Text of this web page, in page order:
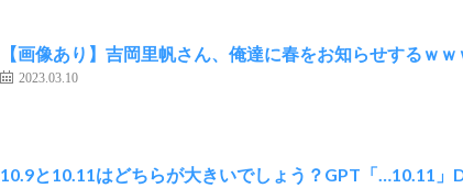
【画像あり】吉岡里帆さん、俺達に春をお知らせするｗ
2023.03.10
10.9と10.11はどちらが大きいでしょう？GPT「…10.11」